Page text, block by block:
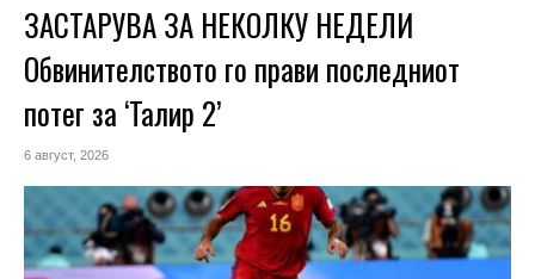
ЗАСТАРУВА ЗА НЕКОЛКУ НЕДЕЛИ
Обвинителството го прави последниот
потег за ‘Талир 2’
6 август, 2026